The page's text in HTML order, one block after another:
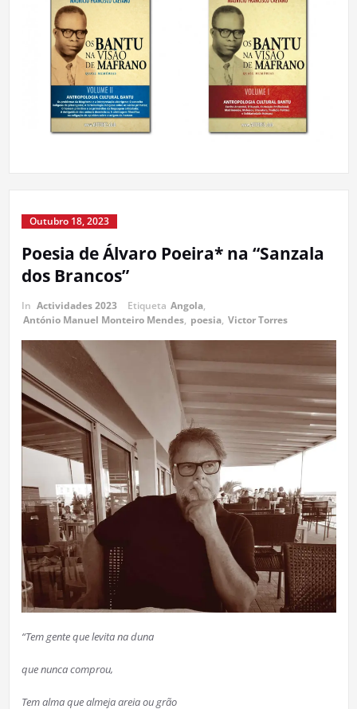
Outubro 18, 2023
Poesia de Álvaro Poeira* na “Sanzala
dos Brancos”
In Actividades 2023 Etiqueta Angola,
António Manuel Monteiro Mendes, poesia, Victor Torres
“Tem gente que levita na duna
que nunca comprou,
Tem alma que almeja areia ou grão